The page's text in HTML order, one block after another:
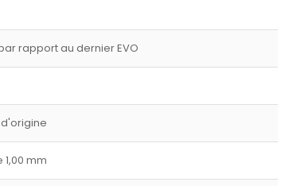
rapport au dernier EVO
mm